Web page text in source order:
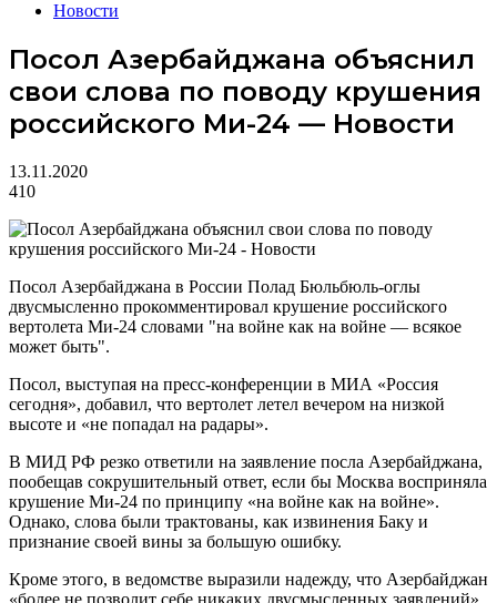
Новости
Посол Азербайджана объяснил
свои слова по поводу крушения
российского Ми-24 — Новости
13.11.2020
410
Посол Азербайджана в России Полад Бюльбюль-оглы
двусмысленно прокомментировал крушение российского
вертолета Ми-24 словами "на войне как на войне — всякое
может быть".
Посол, выступая на пресс-конференции в МИА «Россия
сегодня», добавил, что вертолет летел вечером на низкой
высоте и «не попадал на радары».
В МИД РФ резко ответили на заявление посла Азербайджана,
пообещав сокрушительный ответ, если бы Москва восприняла
крушение Ми-24 по принципу «на войне как на войне».
Однако, слова были трактованы, как извинения Баку и
признание своей вины за большую ошибку.
Кроме этого, в ведомстве выразили надежду, что Азербайджан
«более не позволит себе никаких двусмысленных заявлений»